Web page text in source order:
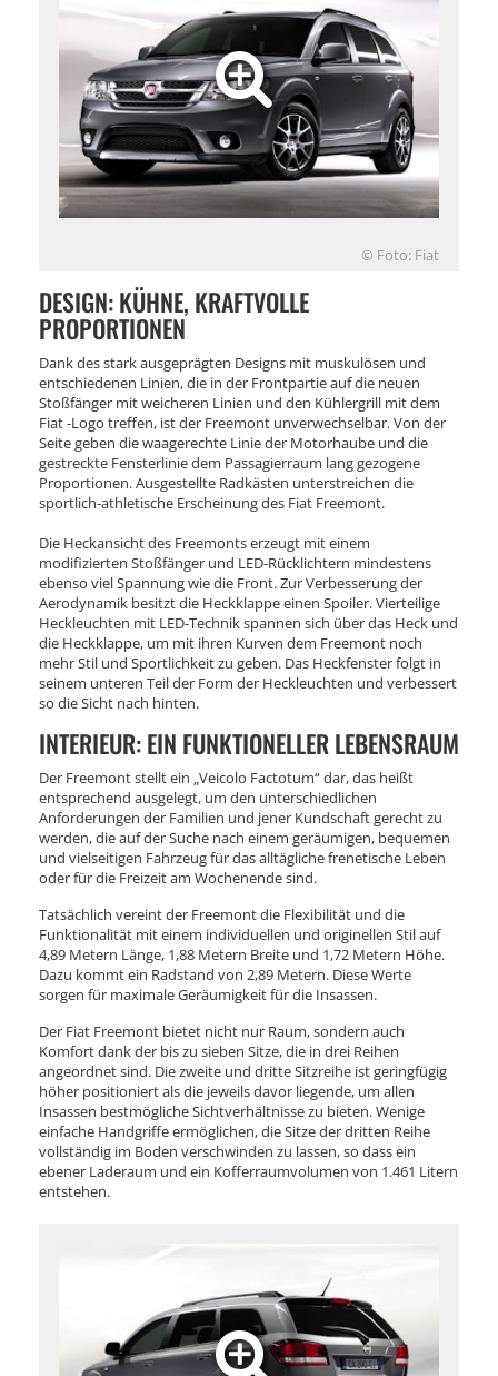
© Foto: Fiat
DESIGN: KÜHNE, KRAFTVOLLE
PROPORTIONEN
Dank des stark ausgeprägten Designs mit muskulösen und
entschiedenen Linien, die in der Frontpartie auf die neuen
Stoßfänger mit weicheren Linien und den Kühlergrill mit dem
Fiat -Logo treffen, ist der Freemont unverwechselbar. Von der
Seite geben die waagerechte Linie der Motorhaube und die
gestreckte Fensterlinie dem Passagierraum lang gezogene
Proportionen. Ausgestellte Radkästen unterstreichen die
sportlich-athletische Erscheinung des Fiat Freemont.
Die Heckansicht des Freemonts erzeugt mit einem
modifizierten Stoßfänger und LED-Rücklichtern mindestens
ebenso viel Spannung wie die Front. Zur Verbesserung der
Aerodynamik besitzt die Heckklappe einen Spoiler. Vierteilige
Heckleuchten mit LED-Technik spannen sich über das Heck und
die Heckklappe, um mit ihren Kurven dem Freemont noch
mehr Stil und Sportlichkeit zu geben. Das Heckfenster folgt in
seinem unteren Teil der Form der Heckleuchten und verbessert
so die Sicht nach hinten.
INTERIEUR: EIN FUNKTIONELLER LEBENSRAUM
Der Freemont stellt ein „Veicolo Factotum“ dar, das heißt
entsprechend ausgelegt, um den unterschiedlichen
Anforderungen der Familien und jener Kundschaft gerecht zu
werden, die auf der Suche nach einem geräumigen, bequemen
und vielseitigen Fahrzeug für das alltägliche frenetische Leben
oder für die Freizeit am Wochenende sind.
Tatsächlich vereint der Freemont die Flexibilität und die
Funktionalität mit einem individuellen und originellen Stil auf
4,89 Metern Länge, 1,88 Metern Breite und 1,72 Metern Höhe.
Dazu kommt ein Radstand von 2,89 Metern. Diese Werte
sorgen für maximale Geräumigkeit für die Insassen.
Der Fiat Freemont bietet nicht nur Raum, sondern auch
Komfort dank der bis zu sieben Sitze, die in drei Reihen
angeordnet sind. Die zweite und dritte Sitzreihe ist geringfügig
höher positioniert als die jeweils davor liegende, um allen
Insassen bestmögliche Sichtverhältnisse zu bieten. Wenige
einfache Handgriffe ermöglichen, die Sitze der dritten Reihe
vollständig im Boden verschwinden zu lassen, so dass ein
ebener Laderaum und ein Kofferraumvolumen von 1.461 Litern
entstehen.